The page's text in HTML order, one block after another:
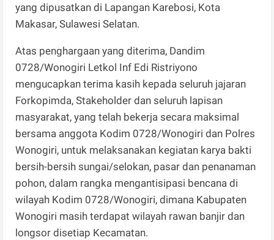
yang dipusatkan di Lapangan Karebosi, Kota
Makasar, Sulawesi Selatan.
Atas penghargaan yang diterima, Dandim
0728/Wonogiri Letkol Inf Edi Ristriyono
mengucapkan terima kasih kepada seluruh jajaran
Forkopimda, Stakeholder dan seluruh lapisan
masyarakat, yang telah bekerja secara maksimal
bersama anggota Kodim 0728/Wonogiri dan Polres
Wonogiri, untuk melaksanakan kegiatan karya bakti
bersih-bersih sungai/selokan, pasar dan penanaman
pohon, dalam rangka mengantisipasi bencana di
wilayah Kodim 0728/Wonogiri, dimana Kabupaten
Wonogiri masih terdapat wilayah rawan banjir dan
longsor disetiap Kecamatan.